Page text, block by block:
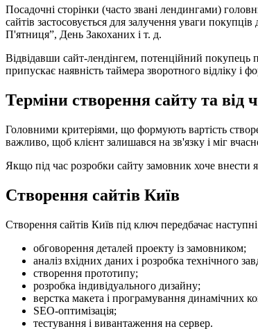
Посадочні сторінки (часто звані лендингами)
сайтів застосовується для залучення уваги
П'ятниця”, День Закоханих і т. д.
Відвідавши сайт-лендінгем, потенційний покупець
припускає наявність таймера зворотного відліку і
Терміни створення сайту та від
Головними критеріями, що формують вартість
важливо, щоб клієнт залишався на зв'язку і міг
Якщо під час розробки сайту замовник хоче внести
Створення сайтів Київ
Створення сайтів Київ під ключ передбачає
обговорення деталей проекту із замовником;
аналіз вхідних даних і розробка технічного
створення прототипу;
розробка індивідуального дизайну;
верстка макета і програмування динамічних
SEO-оптимізація;
тестування і вивантаження на сервер.